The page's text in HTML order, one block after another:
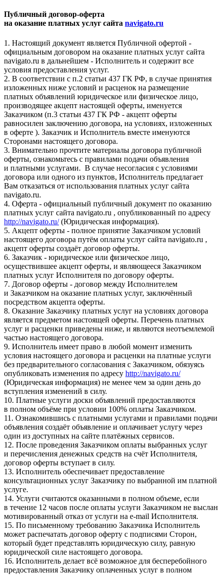
Публичный договор-оферта
на оказание платных услуг сайта navigato.ru
1. Настоящий документ является Публичной офертой -
официальным договором на оказание платных услуг сайта
navigato.ru в дальнейшем - Исполнитель и содержит все
условия предоставления услуг.
2. В соответствии с п.2 статьи 437 ГК РФ, в случае принятия
изложенных ниже условий и расценок на размещение
платных объявлений юридическое или физическое лицо,
производящее акцепт настоящей оферты, именуется
Заказчиком (п.3 статьи 437 ГК РФ - акцепт оферты
равносилен заключению договора, на условиях, изложенных
в оферте ). Заказчик и Исполнитель вместе именуются
Сторонами настоящего договора.
3. Внимательно прочтите материалы договора публичной
оферты, ознакомьтесь с правилами подачи объявления
и платными услугами. В случае несогласия с условиями
договора или одного из пунктов, Исполнитель предлагает
Вам отказаться от использования платных услуг сайта
navigato.ru.
4. Оферта - официальный публичный документ по оказанию
платных услуг сайта navigato.ru , опубликованный по адресу
http://navigato.ru/(Юридическая информация).
5. Акцепт оферты - полное принятие Заказчиком условий
настоящего договора путём оплаты услуг сайта navigato.ru ,
акцепт оферты создаёт договор оферты.
6. Заказчик - юридическое или физическое лицо,
осуществившее акцепт оферты, и являющееся Заказчиком
платных услуг Исполнителя по договору оферты.
7. Договор оферты - договор между Исполнителем
и Заказчиком на оказание платных услуг, заключённый
посредством акцепта оферты.
8. Оказание Заказчику платных услуг на условиях договора
является предметом настоящей оферты. Перечень платных
услуг и расценки приведены ниже, и являются неотъемлемой
частью настоящего договора.
9. Исполнитель имеет право в любой момент изменить
условия настоящего договора и расценки на платные услуги
без предварительного согласования с Заказчиком, обязуясь
опубликовать изменения по адресу http://navigato.ru/
(Юридическая информация) не менее чем за один день до
вступления изменений в силу.
10. Платные услуги доски объявлений предоставляются
в полном объёме при условии 100% оплаты Заказчиком.
11. Ознакомившись с платными услугами и правилами подачи
объявления создаёт объявление и оплачивает услугу через
один из доступных на сайте платёжных сервисов.
12. После проведения Заказчиком оплаты выбранных услуг
и перечисления денежных средств на счёт Исполнителя,
договор оферты вступает в силу.
13. Исполнитель обеспечивает предоставление
консультационных услуг Заказчику по выбранной им платной
услуге.
14. Услуги считаются оказанными в полном объеме, если
в течение 12 часов после оплаты услуги Заказчиком не выслан
мотивированный отказ от услуги на e-mail Исполнителя.
15. По письменному требованию Заказчика Исполнитель
может распечатать договор оферту с подписями Сторон,
который будет представлять юридическую силу, равную
юридической силе настоящего договора.
16. Исполнитель делает всё возможное для бесперебойного
предоставления Заказчику оплаченных услуг в полном